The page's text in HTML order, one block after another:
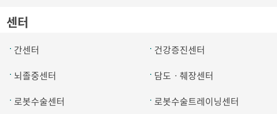
센터
간센터 건강증진센터
뇌졸중센터
담도ㆍ췌장센터
로봇수술센터
로봇수술트레이닝센터